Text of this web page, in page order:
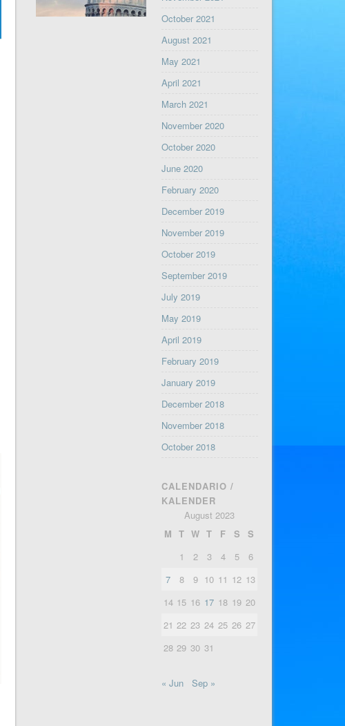
October 2021
August 2021
May 2021
April 2021
March 2021
November 2020
October 2020
June 2020
February 2020
December 2019
November 2019
October 2019
September 2019
July 2019
May 2019
April 2019
February 2019
January 2019
December 2018
November 2018
October 2018
CALENDARIO /
KALENDER
August 2023
M T W T F S
S
1
2 3 4 5
6
7
8 9 10 11 12 13
14 15 16 17 18 19 20
21 22 23 24 25 26 27
28 29 30 31
« Jun Sep »